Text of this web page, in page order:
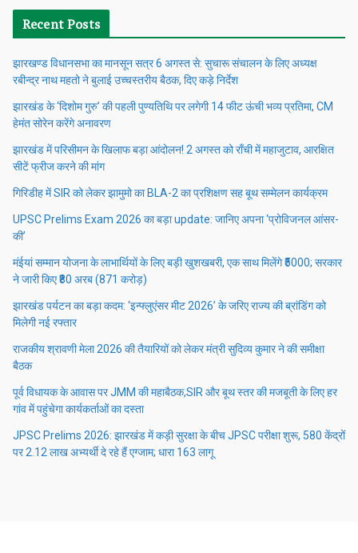
Recent Posts
झारखण्ड विधानसभा का मानसून सत्र 6 अगस्त से: सुचारू संचालन के लिए अध्यक्ष
रबीन्द्र नाथ महतो ने बुलाई उच्चस्तरीय बैठक, दिए कड़े निर्देश
झारखंड के ‘दिशोम गुरु’ की पहली पुण्यतिथि पर लगेगी 14 फीट ऊंची भव्य प्रतिमा, CM
हेमंत सोरेन करेंगे अनावरण
झारखंड में परिसीमन के खिलाफ बड़ा आंदोलन! 2 अगस्त को राँची में महाजुटाव, आरक्षित
सीटें फ्रीज करने की मांग
गिरिडीह में SIR को लेकर झामुमो का BLA-2 का प्रशिक्षण सह बूथ सम्मेलन कार्यक्रम
UPSC Prelims Exam 2026 का बड़ा update: जानिए अपना ‘प्रोविजनल आंसर-
की’
मंईयां सम्मान योजना के लाभार्थियों के लिए बड़ी खुशखबरी, एक साथ मिलेंगे ₹5000; सरकार
ने जारी किए ₹80 अरब (871 करोड़)
झारखंड पर्यटन का बड़ा कदम: ‘इन्फ्लुएंसर मीट 2026’ के जरिए राज्य की ब्रांडिंग को
मिलेगी नई रफ्तार
राजकीय श्रावणी मेला 2026 की तैयारियों को लेकर मंत्री सुदिव्य कुमार ने की समीक्षा
बैठक
पूर्व विधायक के आवास पर JMM की महाबैठक,SIR और बूथ स्तर की मजबूती के लिए हर
गांव में पहुंचेगा कार्यकर्ताओं का दस्ता
JPSC Prelims 2026: झारखंड में कड़ी सुरक्षा के बीच JPSC परीक्षा शुरू, 580 केंद्रों
पर 2.12 लाख अभ्यर्थी दे रहे हैं एग्जाम; धारा 163 लागू